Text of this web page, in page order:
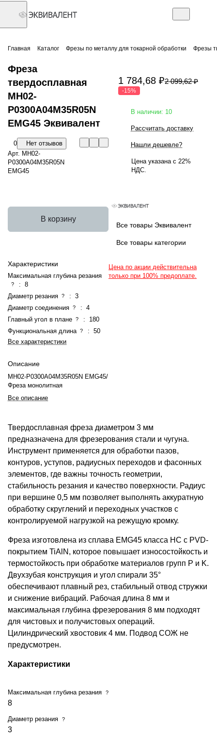
Главная Каталог Фрезы по металлу для токарной обработки Фрезы
Фреза
твердосплавная
MH02-
P0300A04M35R05N
EMG45 Эквивалент
0
Нет отзывов
Арт. MH02-
P0300A04M35R05N
EMG45
В корзину
Характеристики
Максимальная глубина резания
? : 8
Диаметр резания ? : 3
Диаметр соединения ? : 4
Главный угол в плане ? :
180
Функциональная длина ? : 50
Все характеристики
Описание
MH02-P0300A04M35R05N EMG45/
Фреза монолитная
Все описание
1 784,68 ₽2 099,62 ₽
-15%
В наличии: 10
Рассчитать доставку
Нашли дешевле?
Цена указана с 22%
НДС.
Все товары Эквивалент
Все товары категории
Цена по акции действительна
только при 100% предоплате.
Твердосплавная фреза диаметром 3 мм
предназначена для фрезерования стали и чугуна.
Инструмент применяется для обработки пазов,
контуров, уступов, радиусных переходов и фасонных
элементов, где важны точность геометрии,
стабильность резания и качество поверхности. Радиус
при вершине 0,5 мм позволяет выполнять аккуратную
обработку скруглений и переходных участков с
контролируемой нагрузкой на режущую кромку.
Фреза изготовлена из сплава EMG45 класса HC с PVD-
покрытием TiAlN, которое повышает износостойкость и
термостойкость при обработке материалов групп P и K.
Двухзубая конструкция и угол спирали 35°
обеспечивают плавный рез, стабильный отвод стружки
и снижение вибраций. Рабочая длина 8 мм и
максимальная глубина фрезерования 8 мм подходят
для чистовых и получистовых операций.
Цилиндрический хвостовик 4 мм. Подвод СОЖ не
предусмотрен.
Характеристики
Максимальная глубина резания ?
8
Диаметр резания ?
3